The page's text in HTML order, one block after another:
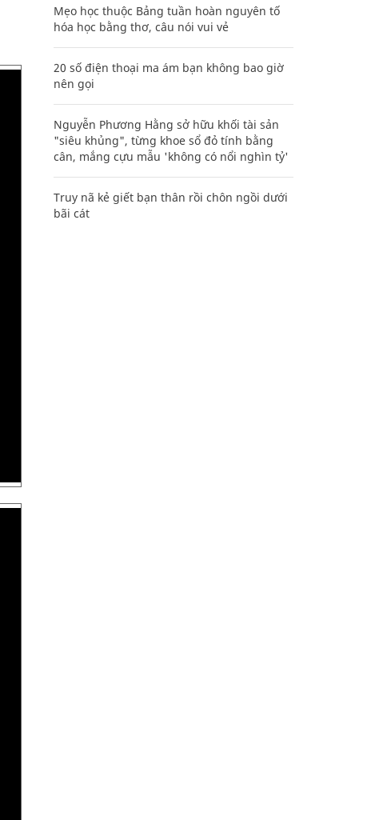
Mẹo học thuộc Bảng tuần hoàn nguyên tố
hóa học bằng thơ, câu nói vui vẻ
20 số điện thoại ma ám bạn không bao giờ
nên gọi
Nguyễn Phương Hằng sở hữu khối tài sản
"siêu khủng", từng khoe sổ đỏ tính bằng
cân, mắng cựu mẫu 'không có nổi nghìn tỷ'
Truy nã kẻ giết bạn thân rồi chôn ngồi dưới
bãi cát